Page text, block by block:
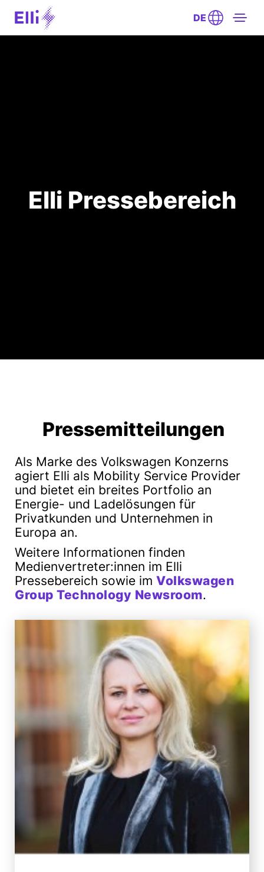
DE
Elli Pressebereich
Pressemitteilungen
Als Marke des Volkswagen Konzerns
agiert Elli als Mobility Service Provider
und bietet ein breites Portfolio an
Energie- und Ladelösungen für
Privatkunden und Unternehmen in
Europa an.
Weitere Informationen finden
Medienvertreter:innen im Elli
Pressebereich sowie im Volkswagen
Group Technology Newsroom.